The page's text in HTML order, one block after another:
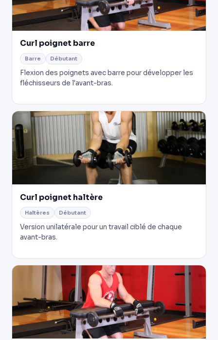
Curl poignet barre
Barre Débutant
Flexion des poignets avec barre pour développer les
fléchisseurs de l'avant-bras.
Curl poignet haltère
Haltères Débutant
Version unilatérale pour un travail ciblé de chaque
avant-bras.